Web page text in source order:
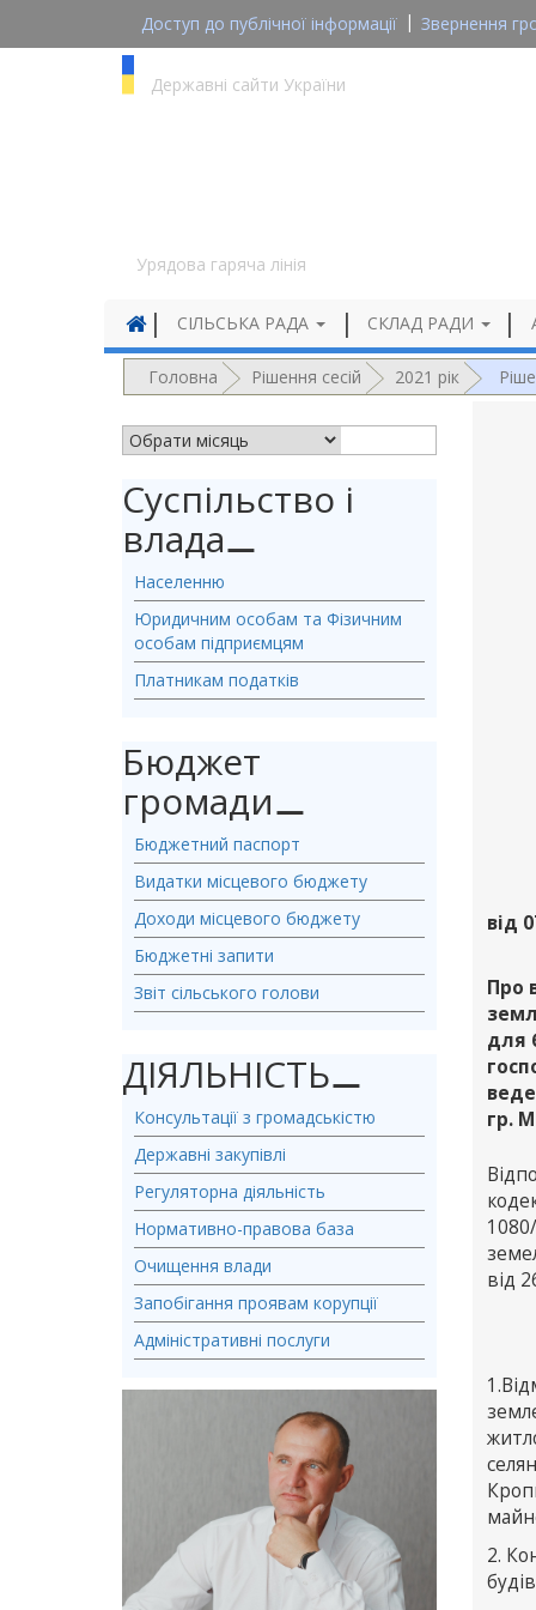
Доступ до публічної інформації
Звернення
Державні сайти України
Урядова гаряча лінія
СІЛЬСЬКА РАДА СКЛАД РАДИ
Головна Рішення сесій 2021 рік
АРХІВ НОВИН
Суспільство і
влада⚊
Населенню
Юридичним особам та Фізичним
особам підприємцям
Платникам податків
Бюджет
громади⚊
Бюджетний паспорт
Видатки місцевого бюджету
Доходи місцевого бюджету
Бюджетні запити
Звіт сільського голови
ДІЯЛЬНІСТЬ⚊
Консультації з громадськістю
Державні закупівлі
Регуляторна діяльність
Нормативно-правова база
Очищення влади
Запобігання проявам корупції
Адміністративні послуги
від
Про
для
гр.
від
2.